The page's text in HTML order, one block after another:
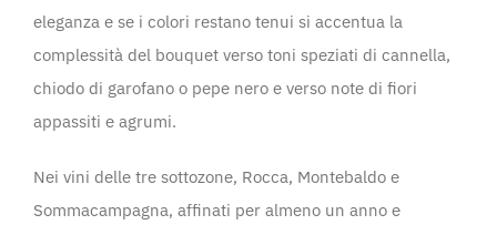
eleganza e se i colori restano tenui si accentua la
complessità del bouquet verso toni speziati di cannella,
chiodo di garofano o pepe nero e verso note di fiori
appassiti e agrumi.
Nei vini delle tre sottozone, Rocca, Montebaldo e
Sommacampagna, affinati per almeno un anno e